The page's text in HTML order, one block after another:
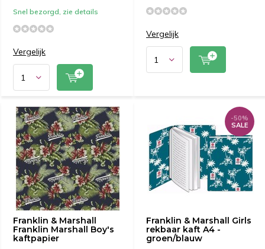
Snel bezorgd, zie details
Vergelijk
Vergelijk
Franklin & Marshall
Franklin Marshall Boy's
kaftpapier
Franklin & Marshall Girls
rekbaar kaft A4 -
groen/blauw
-50%
SALE